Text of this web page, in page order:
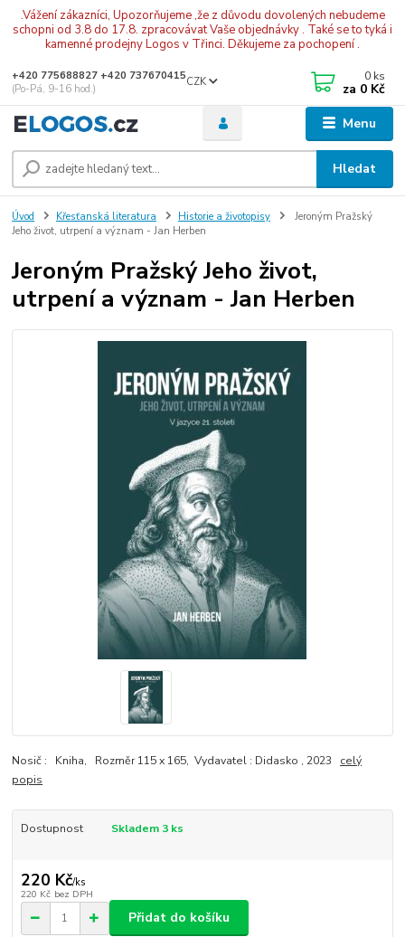
.Vážení zákazníci, Upozorňujeme ,že z důvodu dovolených nebudeme
schopni od 3.8 do 17.8. zpracovávat Vaše objednávky . Také se to tyká i
kamenné prodejny Logos v Třinci. Děkujeme za pochopení .
Menu
CZK
Hledat
+420 775688827 +420 737670415
(Po-Pá, 9-16 hod.)
0 ks
za 0 Kč
Úvod Křesťanská literatura Historie a životopisy
Jeroným Pražský
Jeho život, utrpení a význam - Jan Herben
Jeroným Pražský Jeho život,
utrpení a význam - Jan Herben
Nosič : Kniha, Rozměr 115 x 165, Vydavatel : Didasko , 2023 celý
popis
Dostupnost Skladem 3 ks
220 Kč/ks
220 Kč bez DPH
Přidat do košíku